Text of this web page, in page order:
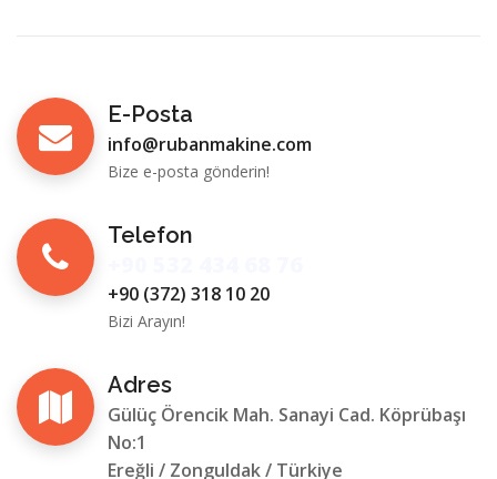
E-Posta
info@rubanmakine.com
Bize e-posta gönderin!
Telefon
+90 (372) 318 10 20
Bizi Arayın!
Adres
Gülüç Örencik Mah. Sanayi Cad. Köprübaşı
No:1
Ereğli / Zonguldak / Türkiye